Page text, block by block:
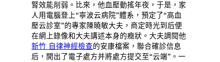
腎效能削弱。比來，他血壓動搖年夜，于是，家
人用電腦登上“寧波云病院”體系，預定了“高血
壓云診室”的專家陳曉敏大夫，商定時光到后便
在網上錄像和大夫講述本身的癥狀。大夫調閱他
新竹 自律神經檢查的安康檔案，聯合確診信息
后，開出了電子處方并將處方提交至“云端”。一